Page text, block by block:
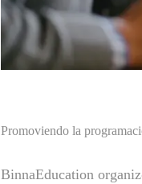
Promoviendo la
BinnaEducation